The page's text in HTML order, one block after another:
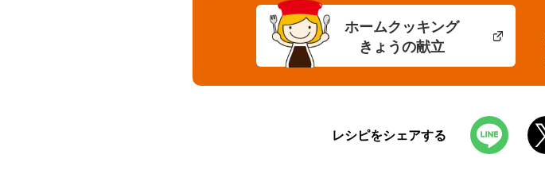
ホームクッキング
きょうの献立
レシピをシェアする